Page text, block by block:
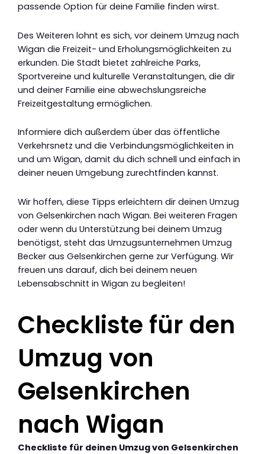
passende Option für deine Familie finden wirst.
Des Weiteren lohnt es sich, vor deinem Umzug nach
Wigan die Freizeit- und Erholungsmöglichkeiten zu
erkunden. Die Stadt bietet zahlreiche Parks,
Sportvereine und kulturelle Veranstaltungen, die dir
und deiner Familie eine abwechslungsreiche
Freizeitgestaltung ermöglichen.
Informiere dich außerdem über das öffentliche
Verkehrsnetz und die Verbindungsmöglichkeiten in
und um Wigan, damit du dich schnell und einfach in
deiner neuen Umgebung zurechtfinden kannst.
Wir hoffen, diese Tipps erleichtern dir deinen Umzug
von Gelsenkirchen nach Wigan. Bei weiteren Fragen
oder wenn du Unterstützung bei deinem Umzug
benötigst, steht das Umzugsunternehmen Umzug
Becker aus Gelsenkirchen gerne zur Verfügung. Wir
freuen uns darauf, dich bei deinem neuen
Lebensabschnitt in Wigan zu begleiten!
Checkliste für den
Umzug von
Gelsenkirchen
nach Wigan
Checkliste für deinen Umzug von Gelsenkirchen